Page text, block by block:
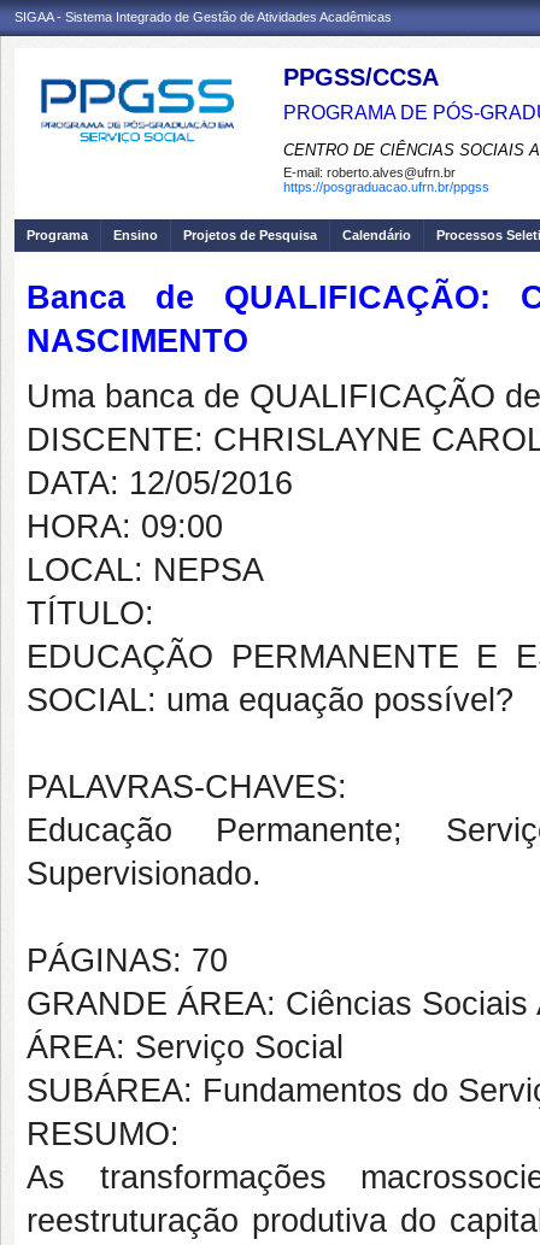
SIGAA - Sistema Integrado de Gestão de Atividades Acadêmicas
PPGSS/CCSA
PROGRAMA DE PÓS-
CENTRO DE CIÊNCIAS SOCIAIS
E-mail: roberto.alves@ufrn.br
https://posgraduacao.ufrn.br/ppgss
Programa Ensino Projetos de Pesquisa Calendário Processos
Banca de QUALIFICAÇÃO:
NASCIMENTO
Uma banca de QUALIFICAÇÃO
DISCENTE: CHRISLAYNE
DATA: 12/05/2016
HORA: 09:00
LOCAL: NEPSA
TÍTULO:
EDUCAÇÃO PERMANENTE E
SOCIAL: uma equação possível?
PALAVRAS-CHAVES:
Educação Permanente;
Supervisionado.
PÁGINAS: 70
GRANDE ÁREA: Ciências Sociais
ÁREA: Serviço Social
SUBÁREA: Fundamentos do
RESUMO:
As transformações
reestruturação produtiva do